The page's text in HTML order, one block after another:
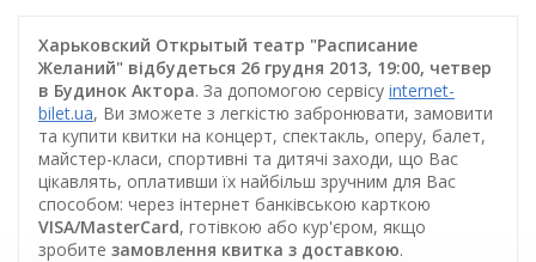
Харьковский Открытый театр "Расписание
Желаний" відбудеться 26 грудня 2013, 19:00, четвер
в Будинок Актора. За допомогою сервісу internet-
bilet.ua, Ви зможете з легкістю забронювати, замовити
та купити квитки на концерт, спектакль, оперу, балет,
майстер-класи, спортивні та дитячі заходи, що Вас
цікавлять, оплативши їх найбільш зручним для Вас
способом: через інтернет банківською карткою
VISA/MasterCard, готівкою або кур'єром, якщо
зробите замовлення квитка з доставкою.